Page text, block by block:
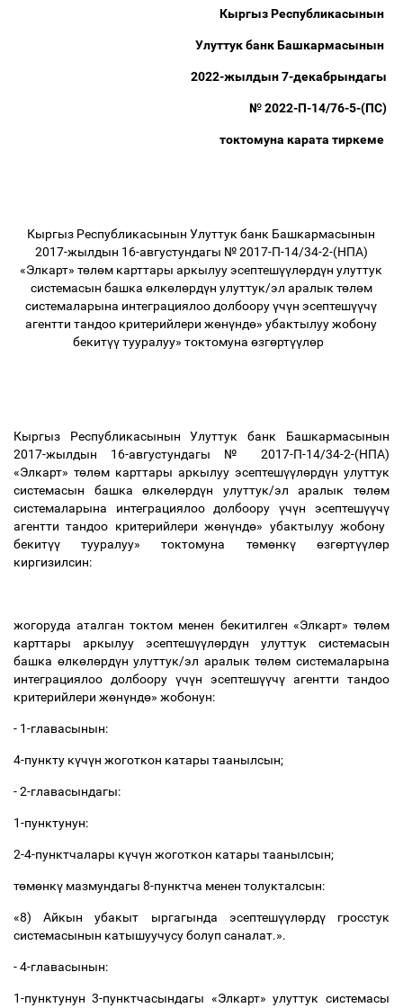
Кыргыз Республикасынын
Улуттук банк Башкармасынын
2022-жылдын 7-декабрындагы
№ 2022-П-14/76-5-(ПС)
токтомуна карата тиркеме
Кыргыз Республикасынын Улуттук банк Башкармасынын
2017-жылдын 16-августундагы № 2017-П-14/34-2-(НПА)
«Элкарт» төлөм карттары аркылуу эсептешүүлөрдүн улуттук
системасын башка өлкөлөрдүн улуттук/эл аралык төлөм
системаларына интеграциялоо долбооруүчүн эсептешүүчү
агентти тандоо критерийлери жөнүндө» убактылуу жобону
бекитүүтууралуу» токтомунаөзгөртүүлөр
Кыргыз Республикасынын Улуттук банк Башкармасынын
2017-жылдын 16-августундагы № 2017-П-14/34-2-(НПА)
«Элкарт» төлөм карттары аркылуу эсептешүүлөрдүн улуттук
системасын башкаөлкөлөрдүн улуттук/эл аралык төлөм
системаларына интеграциялоо долбооруүчүн эсептешүүчү
агентти тандоо критерийлери жөнүндө» убактылуу жобону
бекитүү тууралуу» токтомуна төмөнкү өзгөртүүлөр
киргизилсин:
жогоруда аталган токтом менен бекитилген «Элкарт» төлөм
карттары аркылуу эсептешүүлөрдүн улуттук системасын
башка өлкөлөрдүн улуттук/эл аралык төлөм системаларына
интеграциялоо долбоору үчүн эсептешүүчү агентти тандоо
критерийлери жөнүндө» жобонун:
- 1-главасынын:
4-пункту күчүн жоготкон катары таанылсын;
- 2-главасындагы:
1-пунктунун:
2-4-пунктчалары күчүн жоготкон катары таанылсын;
төмөнкү мазмундагы 8-пунктча менен толукталсын:
«8) Айкын убакыт ыргагында эсептешүүлөрдүгросстук
системасынын катышуучусу болуп саналат.».
-4-главасынын:
1-пунктунун 3-пунктчасындагы «Элкарт» улуттук системасы